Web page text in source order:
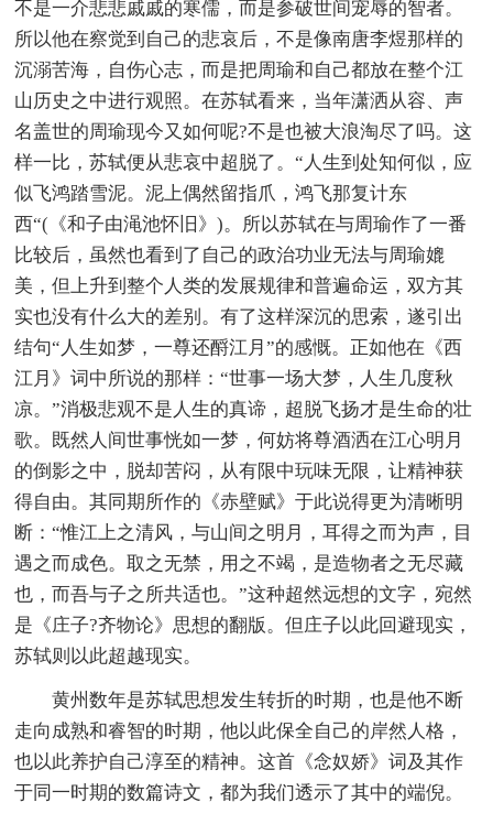
不是一介悲悲戚戚的寒儒，而是参破世间宠辱的智者。
所以他在察觉到自己的悲哀后，不是像南唐李煜那样的
沉溺苦海，自伤心志，而是把周瑜和自己都放在整个江
山历史之中进行观照。在苏轼看来，当年潇洒从容、声
名盖世的周瑜现今又如何呢?不是也被大浪淘尽了吗。这
样一比，苏轼便从悲哀中超脱了。“人生到处知何似，应
似飞鸿踏雪泥。泥上偶然留指爪，鸿飞那复计东
西“(《和子由渑池怀旧》)。所以苏轼在与周瑜作了一番
比较后，虽然也看到了自己的政治功业无法与周瑜媲
美，但上升到整个人类的发展规律和普遍命运，双方其
实也没有什么大的差别。有了这样深沉的思索，遂引出
结句“人生如梦，一尊还酹江月”的感慨。正如他在《西
江月》词中所说的那样：“世事一场大梦，人生几度秋
凉。”消极悲观不是人生的真谛，超脱飞扬才是生命的壮
歌。既然人间世事恍如一梦，何妨将尊酒洒在江心明月
的倒影之中，脱却苦闷，从有限中玩味无限，让精神获
得自由。其同期所作的《赤壁赋》于此说得更为清晰明
断：“惟江上之清风，与山间之明月，耳得之而为声，目
遇之而成色。取之无禁，用之不竭，是造物者之无尽藏
也，而吾与子之所共适也。”这种超然远想的文字，宛然
是《庄子?齐物论》思想的翻版。但庄子以此回避现实，
苏轼则以此超越现实。
黄州数年是苏轼思想发生转折的时期，也是他不断
走向成熟和睿智的时期，他以此保全自己的岸然人格，
也以此养护自己淳至的精神。这首《念奴娇》词及其作
于同一时期的数篇诗文，都为我们透示了其中的端倪。